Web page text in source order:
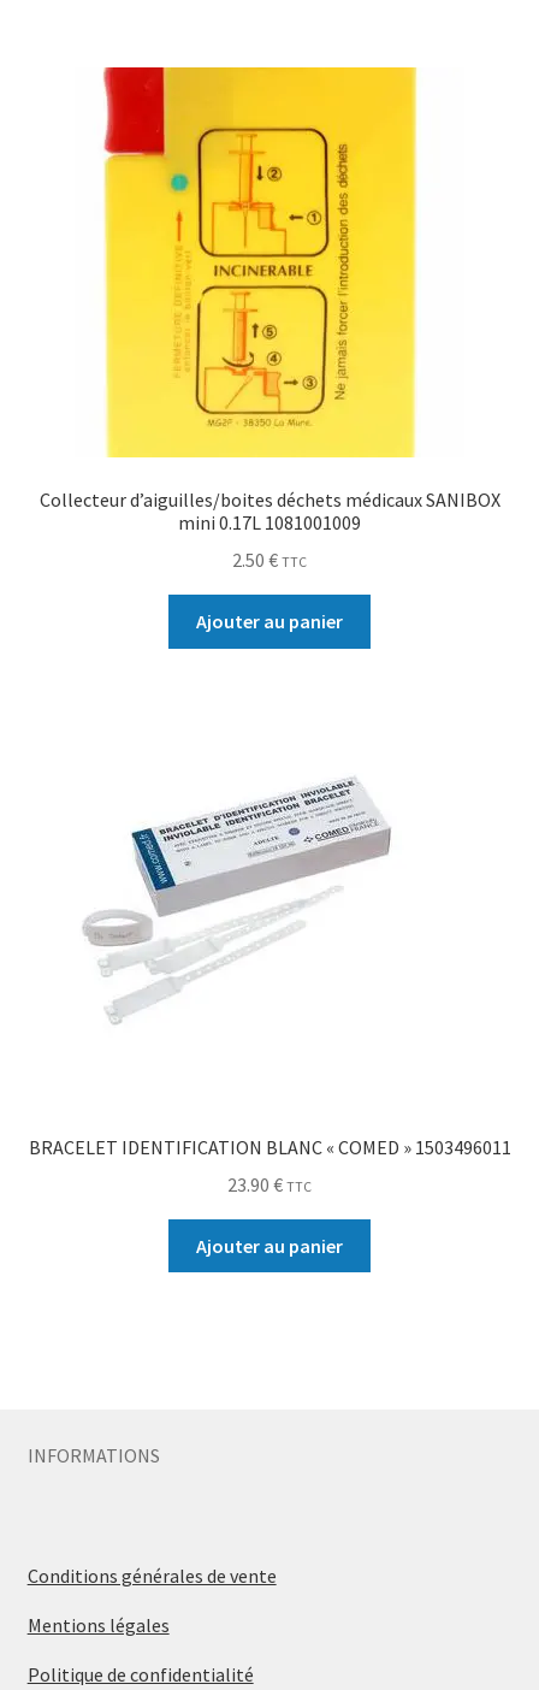
Collecteur d’aiguilles/boites déchets médicaux SANIBOX
mini 0.17L 1081001009
2.50 € TTC
Ajouter au panier
BRACELET IDENTIFICATION BLANC « COMED » 1503496011
23.90 € TTC
Ajouter au panier
INFORMATIONS
Conditions générales de vente
Mentions légales
Politique de confidentialité